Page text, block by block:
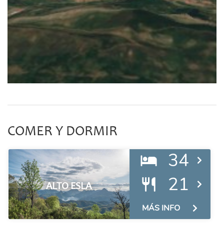
COMER Y DORMIR
ALTO ESLA
34
21
MÁS INFO